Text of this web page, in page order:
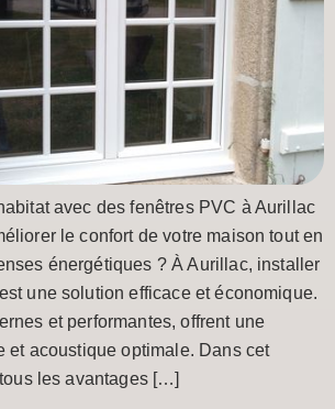
avec des fenêtres PVC à Aurillac
le confort de votre maison tout en
énergétiques ? À Aurillac, installer
une solution efficace et économique.
et performantes, offrent une
et acoustique optimale. Dans cet
les avantages […]